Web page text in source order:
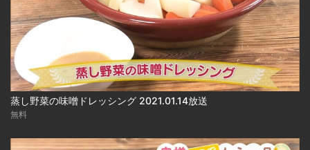
蒸し野菜の味噌ドレッシング 2021.01.14放送
無料